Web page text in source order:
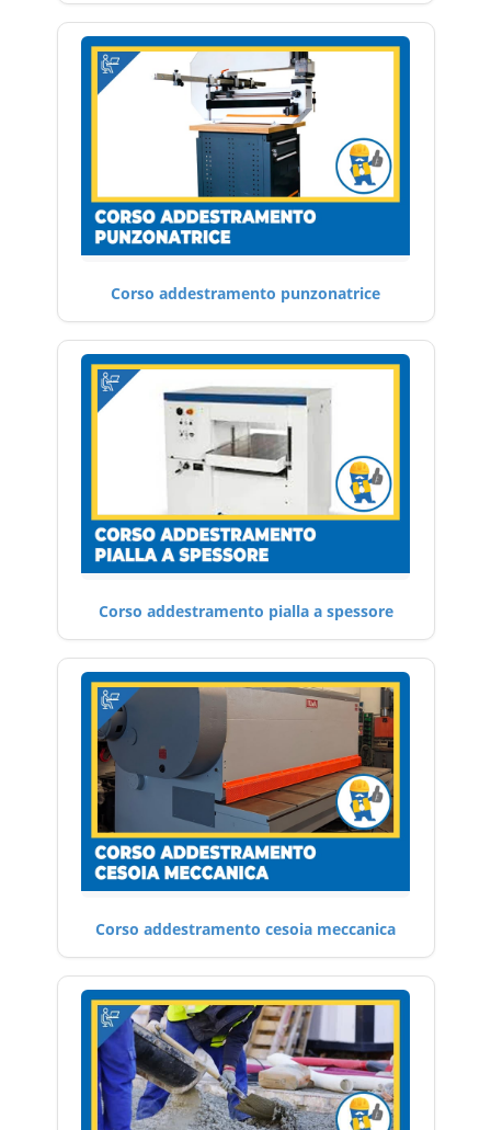
Corso addestramento punzonatrice
Corso addestramento pialla a spessore
Corso addestramento cesoia meccanica